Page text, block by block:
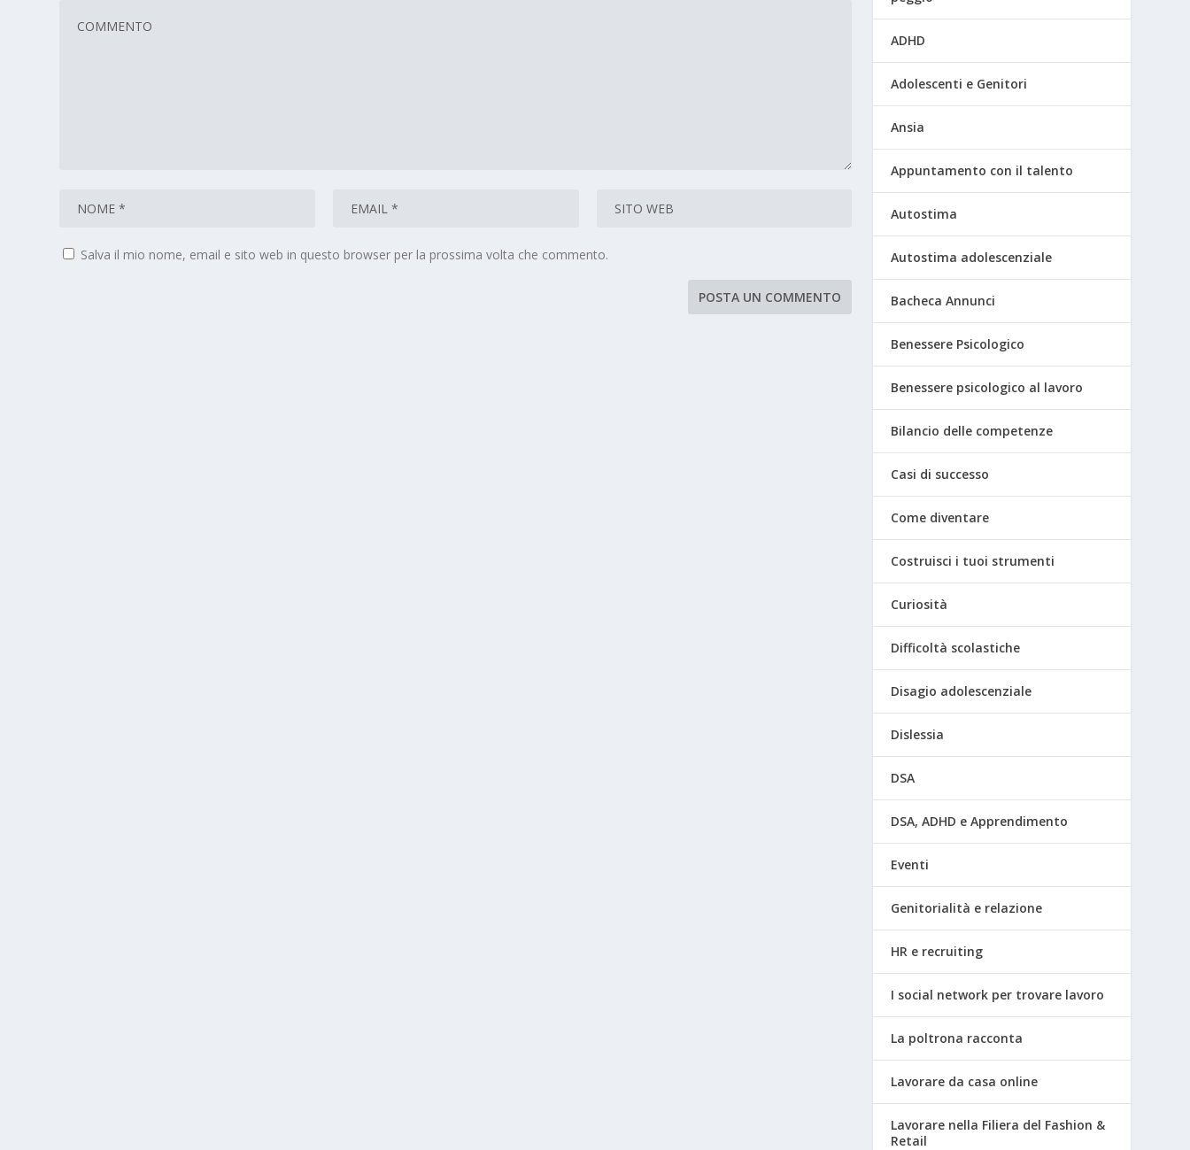
Salva il mio nome, email e sito web in questo browser per la prossima volta che commento.
ADHD
Adolescenti e Genitori
Ansia
Appuntamento con il talento
Autostima
Autostima adolescenziale
Bacheca Annunci
Benessere Psicologico
Benessere psicologico al lavoro
Bilancio delle competenze
Casi di successo
Come diventare
Costruisci i tuoi strumenti
Curiosità
Difficoltà scolastiche
Disagio adolescenziale
Dislessia
DSA
DSA, ADHD e Apprendimento
Eventi
Genitorialità e relazione
HR e recruiting
I social network per trovare lavoro
La poltrona racconta
Lavorare da casa online
Lavorare nella Filiera del Fashion &
Retail